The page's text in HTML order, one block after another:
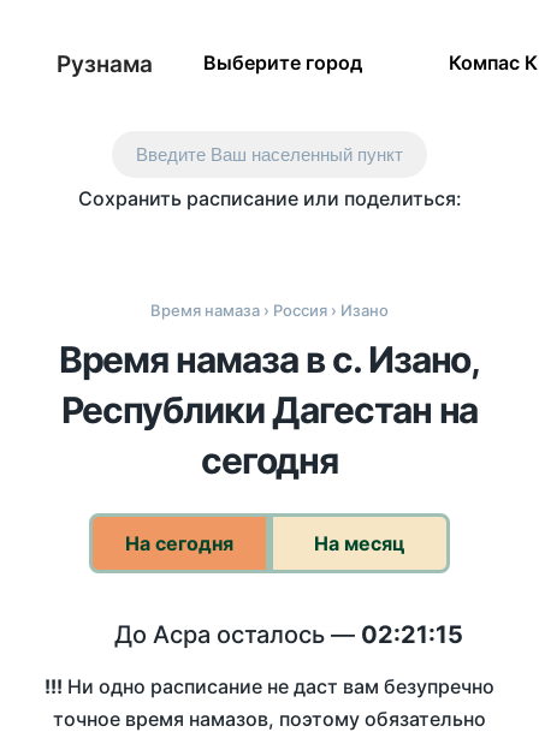
Рузнама Выберите город Компас
Введите Ваш населенный пункт
Сохранить расписание или поделиться:
Время намаза › Россия › Изано
Время намаза в с. Изано,
Республики Дагестан на
сегодня
На сегодня На месяц
До Асра осталось — 02:21:15
!!! Ни одно расписание не даст вам безупречно
точное время намазов, поэтому обязательно